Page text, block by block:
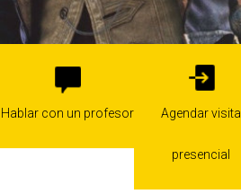
Hablar con un profesor Agendar visita
presencial